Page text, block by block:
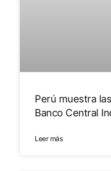
Perú muestra
Banco Central
Leer más